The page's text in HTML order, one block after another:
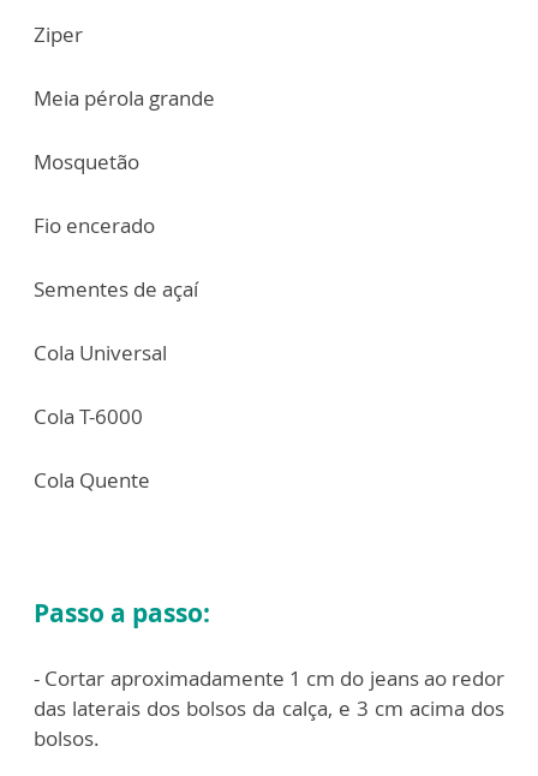
Ziper
Meia pérola grande
Mosquetão
Fio encerado
Sementes de açaí
Cola Universal
Cola T-6000
Cola Quente
Passo a passo:
- Cortar aproximadamente 1 cm do jeans ao redor
das laterais dos bolsos da calça, e 3 cm acima dos
bolsos.